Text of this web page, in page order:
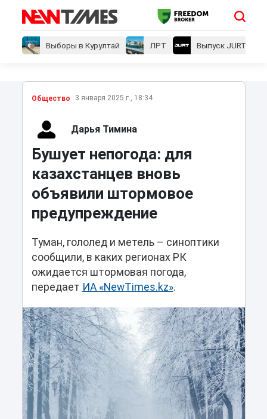
Выборы в Курултай ЛРТ Выпуск JURT
Общество 3 января 2025 г., 18:34
Дарья Тимина
Бушует непогода: для
казахстанцев вновь
объявили штормовое
предупреждение
Туман, гололед и метель – синоптики
сообщили, в каких регионах РК
ожидается штормовая погода,
передает ИА «NewTimes.kz».